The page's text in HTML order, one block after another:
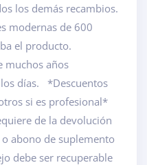
los demás recambios.
modernas de 600
el producto.
muchos años
días. *Descuentos
si es profesional*
de la devolución
abono de suplemento
debe ser recuperable